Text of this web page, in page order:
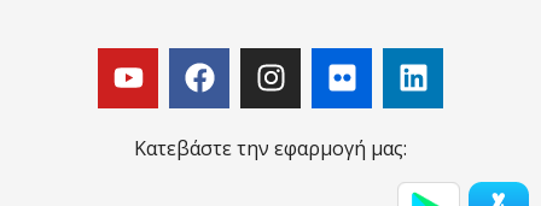
Κατεβάστε την εφαρμογή μας: